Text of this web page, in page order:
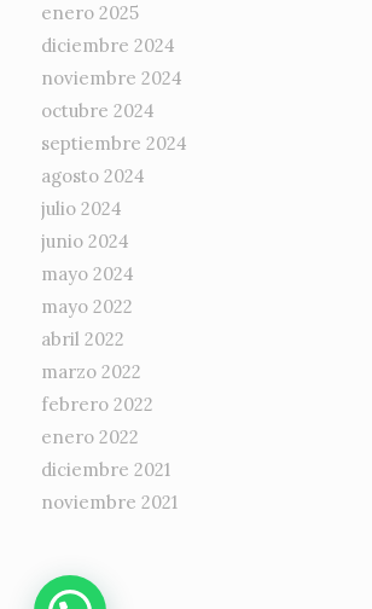
enero 2025
diciembre 2024
noviembre 2024
octubre 2024
septiembre 2024
agosto 2024
julio 2024
junio 2024
mayo 2024
mayo 2022
abril 2022
marzo 2022
febrero 2022
enero 2022
diciembre 2021
noviembre 2021